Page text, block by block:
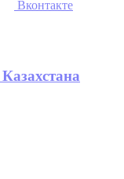
Вконтакте